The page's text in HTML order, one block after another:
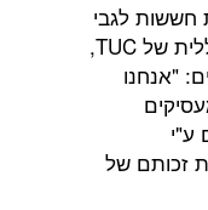
השימוש בשתלים כאלה. המזכירה הכללית של TUC,